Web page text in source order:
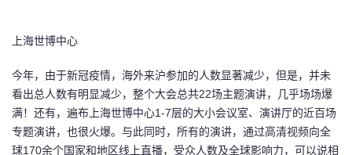
子
直
播
的
活
动
我
的
关
我
的
我
上海世博中心
今年，由于新冠疫情，海外来沪参加的人数显著减少，但是，并未
看出总人数有明显减少，整个大会总共22场主题演讲，几乎场场爆
满！还有，遍布上海世博中心1-7层的大小会议室、演讲厅的近百场
专题演讲，也很火爆。与此同时，所有的演讲，通过高清视频向全
球170余个国家和地区线上直播，受众人数及全球影响力，可以说相